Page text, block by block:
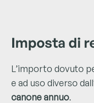
Imposta di
L’importo dovuto
e ad uso diverso
canone annuo.